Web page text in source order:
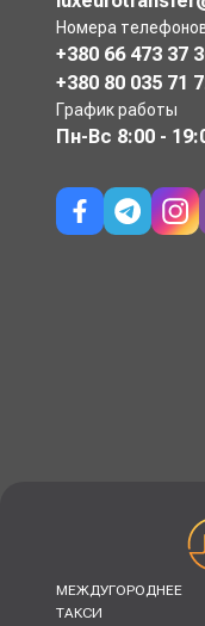
Номера
+380 66 473 37
+380 80 035 71
График работы
Пн-Вс 8:00 -
МЕЖДУГОРОДНЕЕ
ТАКСИ